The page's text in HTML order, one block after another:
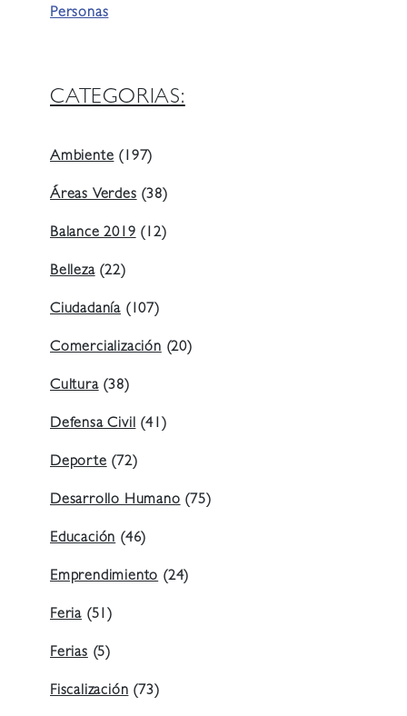
Personas
CATEGORIAS:
Ambiente (197)
Áreas Verdes (38)
Balance 2019 (12)
Belleza(22)
Ciudadanía (107)
Comercialización (20)
Cultura(38)
Defensa Civil (41)
Deporte (72)
Desarrollo Humano (75)
Educación (46)
Emprendimiento (24)
Feria (51)
Ferias (5)
Fiscalización (73)